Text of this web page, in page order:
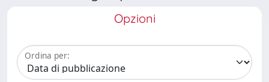
Opzioni
Ordina per: